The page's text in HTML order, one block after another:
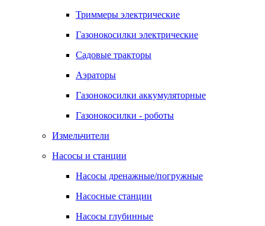
Триммеры электрические
Газонокосилки электрические
Садовые тракторы
Аэраторы
Газонокосилки аккумуляторные
Газонокосилки - роботы
Измельчители
Насосы и станции
Насосы дренажные/погружные
Насосные станции
Насосы глубинные